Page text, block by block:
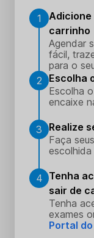
1
Adicione
carrinho
Agendar
fácil,
para o
2
Escolha
Escolha
encaixe
3
Realize
Faça
escolhida
4 Tenha
sair de
Tenha
exames
Portal